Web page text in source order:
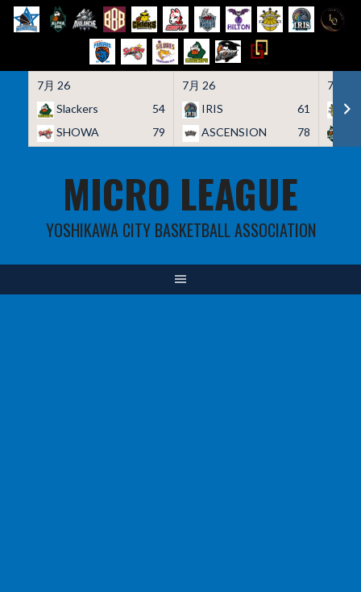
7月 26
Slackers
54
SHOWA
79
7月 26
IRIS
61
ASCENSION
78
7月 26
MICRO LEAGUE
YOSHIKAWA CITY BASKETBALL ASSOCIATION